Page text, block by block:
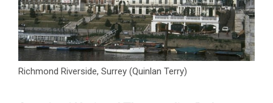
Richmond Riverside, Surrey (Quinlan Terry)